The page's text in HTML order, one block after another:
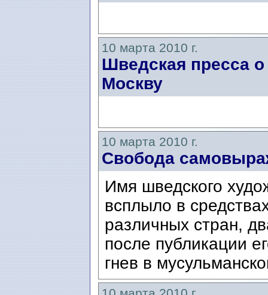
10 марта 2010 г.
Шведская пресса о
Москву
10 марта 2010 г.
Свобода
Имя шведского
всплыло в
различных стран,
после публикации
гнев в